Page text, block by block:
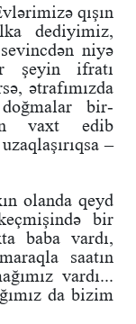
qışın
dediyimiz,
niyə
şeyin ifratı
ətrafımızda
bir-
vaxt edib
–
olanda qeyd
bir
baba vardı,
saatın
vardı...
da bizim